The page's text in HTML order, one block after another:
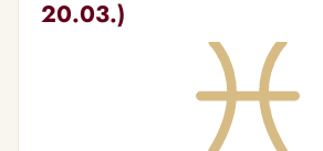
20.03.)